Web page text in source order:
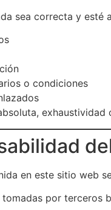
sea correcta y esté
o condiciones
en este sitio web
por terceros